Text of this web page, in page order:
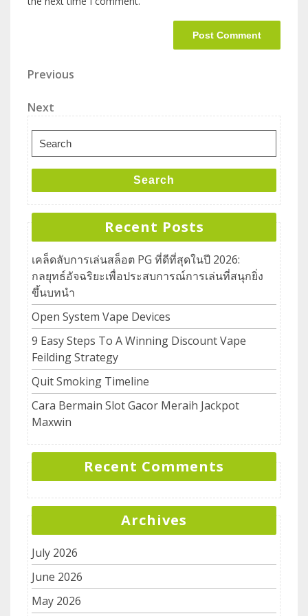
Previous
Next
Search
Recent Posts
เคล็ดลับการเล่นสล็อต PG ที่ดีที่สุดในปี 2026:
กลยุทธ์อัจฉริยะเพื่อประสบการณ์การเล่นที่สนุกยิ่ง
ขึ้นบทนำ
Open System Vape Devices
9 Easy Steps To A Winning Discount Vape
Feilding Strategy
Quit Smoking Timeline
Cara Bermain Slot Gacor Meraih Jackpot
Maxwin
Recent Comments
Archives
July 2026
June 2026
May 2026